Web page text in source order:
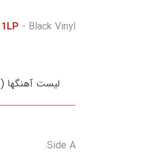
1LP - Black Vinyl
لیست آهنگها (Track List)
Side A: